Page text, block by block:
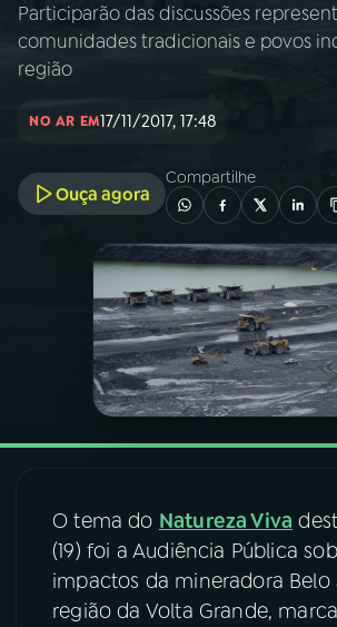
AO VIVO
PROGRAMAS
PODCASTS
06VIDEOCASTS
07ÚLTIMAS
FESTIVAL DE MÚSICA
Participarão das discussões
comunidades tradicionais e povos
região
NO AR EM17/11/2017, 17:48
Ouça agora
Compartilhe
O tema do Natureza Viva
(19) foi a Audiência Pública
impactos da mineradora Belo
região da Volta Grande,